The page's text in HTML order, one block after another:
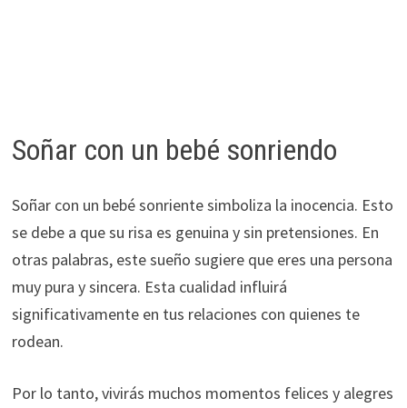
Soñar con un bebé sonriendo
Soñar con un bebé sonriente simboliza la inocencia. Esto
se debe a que su risa es genuina y sin pretensiones. En
otras palabras, este sueño sugiere que eres una persona
muy pura y sincera. Esta cualidad influirá
significativamente en tus relaciones con quienes te
rodean.
Por lo tanto, vivirás muchos momentos felices y alegres